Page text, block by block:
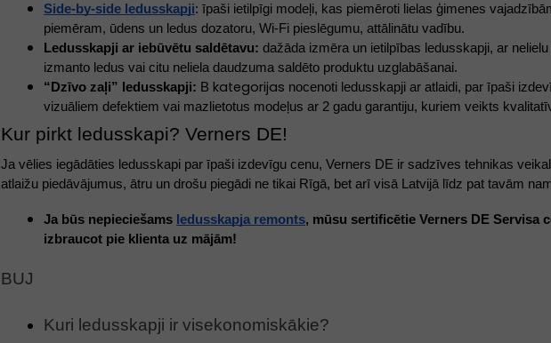
Side-by-side ledusskapji: īpaši ietilpīgi modeļi, kas piemēroti lielas ģimenes
piemēram, ūdens un ledus dozatoru, Wi-Fi pieslēgumu, attālinātu vadību.
Ledusskapji ar iebūvētu saldētavu: dažāda izmēra un ietilpības ledusskapji, ar
izmanto ledus vai citu neliela daudzuma saldēto produktu uzglabāšanai.
“Dzīvo zaļi” ledusskapji: B kategorijas nocenoti ledusskapji ar atlaidi, par īpaši
vizuāliem defektiem vai mazlietotus modeļus ar 2 gadu garantiju, kuriem veikts
Kur pirkt ledusskapi? Verners DE!
Ja vēlies iegādāties ledusskapi par īpaši izdevīgu cenu, Verners DE ir sadzīves tehnikas
atlaižu piedāvājumus, ātru un drošu piegādi ne tikai Rīgā, bet arī visā Latvijā līdz pat tavām
Ja būs nepieciešams ledusskapja remonts, mūsu sertificētie Verners DE Servisa
izbraucot pie klienta uz mājām!
BUJ
Kuri ledusskapji ir visekonomiskākie?